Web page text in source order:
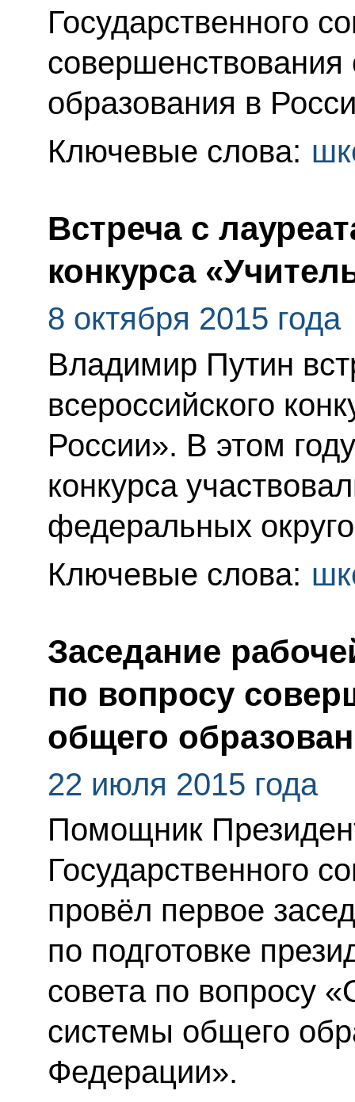
Государственного
образования в
Ключевые слова:
Встреча с
конкурса
8 октября 2015 года
Владимир Путин
всероссийского
России». В этом
конкурса
федеральных
Ключевые слова:
Заседание
по вопросу
общего
22 июля 2015 года
Помощник
Государственного
провёл первое
по подготовке
совета по вопросу
системы общего
Федерации».